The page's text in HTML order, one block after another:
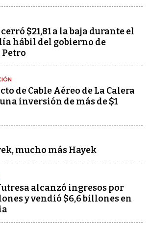
$21,81 a la baja durante el
hábil del gobierno de
Petro
de Cable Aéreo de La Calera
inversión de más de $1
mucho más Hayek
alcanzó ingresos por
y vendió $6,6 billones en